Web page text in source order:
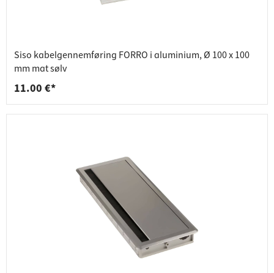
Siso kabelgennemføring FORRO i aluminium, Ø 100 x 100
mm mat sølv
11.00 €*